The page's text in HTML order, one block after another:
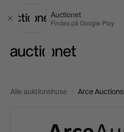
Luk
Auctionet
Findes på Google Play
Alle auktionshuse / Arce Auctions